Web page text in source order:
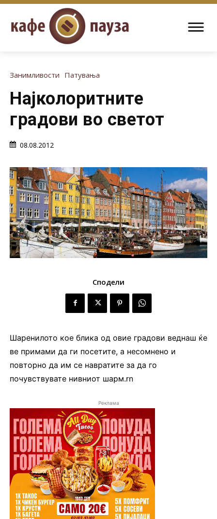
Занимливости Патувања
Најколоритните
градови во светот
08.08.2012
Сподели
Шаренилото кое блика од овие градови веднаш ќе
ве примами да ги посетите, а несомнено и
повторно да им се навратите за да го
почувствувате нивниот шарм.rn
Реклама